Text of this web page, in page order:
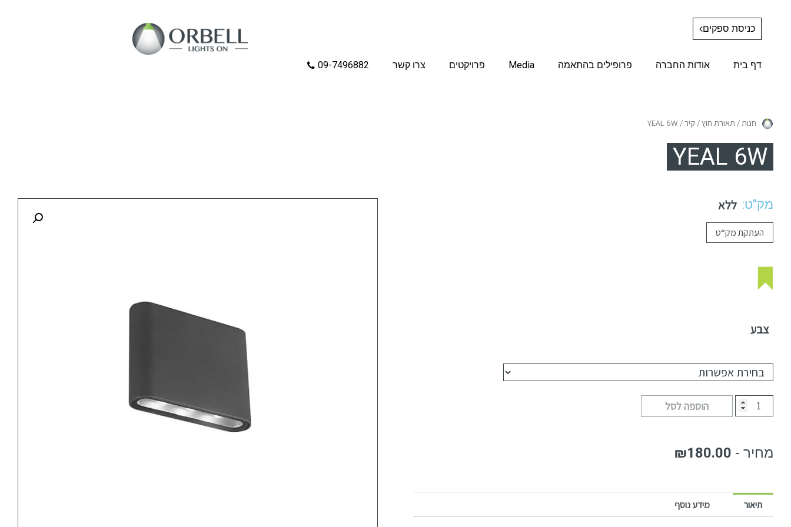
כניסת ספקים
דף בית אודות החברה פרופילים בהתאמה Media פרויקטים צרו קשר 09-7496882
חנות/ תאורת חוץ /קיר/ YEAL 6W
YEAL 6W
מק"ט: ללא
העתקת מק“ט
צבע
הוספה לסל
₪180.00
תיאור מידע נוסף